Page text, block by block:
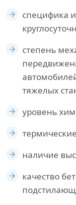
специфика
степень
тяжелых
уровень
наличие
качество